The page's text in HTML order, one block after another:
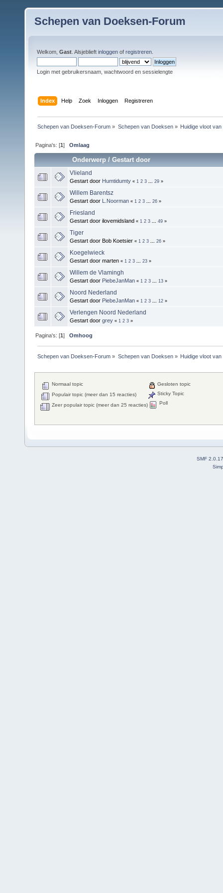
Schepen van Doeksen-Forum
Welkom, Gast . Alsjeblieft inloggen of registreren
Login met gebruikersnaam, wachtwoord en sessielengte
Index Help Zoek Inloggen Registreren
Schepen van Doeksen-Forum » Schepen van Doeksen» Huidige vloot
Pagina's: [1]Omlaag
Onderwerp /Gestart door
Vlieland
Gestart door Humtidumty « 1 2 3 29 »
Willem Barentsz
Gestart door L.Noorman « 1 2 3 26 »
Friesland
Gestart door ilovemidsland « 1 2 3 49 »
Tiger
Gestart door Bob Koetsier « 1 2 3 26 »
Koegelwieck
Gestart door marten « 1 2 3 23 »
Willem de Vlamingh
Gestart door PiebeJanMan « 1 2 3 13 »
Noord Nederland
Gestart door PiebeJanMan « 1 2 3 12 »
Verlengen Noord Nederland
Gestart door grey « 1 2 3 »
Pagina's: [1]Omhoog
Schepen van Doeksen-Forum » Schepen van Doeksen» Huidige vloot
Normaal topic
Populair topic (meer dan 15 reacties)
Zeer populair topic (meer dan 25 reacties)
Gesloten topic
Sticky Topic
Poll
SMF 2.0.17